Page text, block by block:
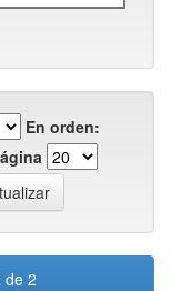
En orden:
de 2